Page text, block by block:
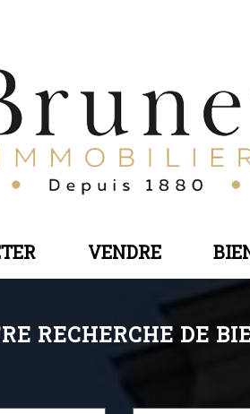
VENDRE
RECHERCHE DE